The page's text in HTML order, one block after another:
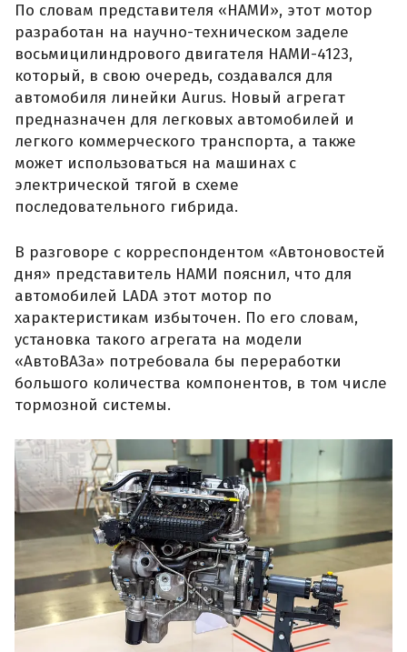
По словам представителя «НАМИ», этот мотор
разработан на научно-техническом заделе
восьмицилиндрового двигателя НАМИ-4123,
который, в свою очередь, создавался для
автомобиля линейки Aurus. Новый агрегат
предназначен для легковых автомобилей и
легкого коммерческого транспорта, а также
может использоваться на машинах с
электрической тягой в схеме
последовательного гибрида.
В разговоре с корреспондентом «Автоновостей
дня» представитель НАМИ пояснил, что для
автомобилей LADA этот мотор по
характеристикам избыточен. По его словам,
установка такого агрегата на модели
«АвтоВАЗа» потребовала бы переработки
большого количества компонентов, в том числе
тормозной системы.